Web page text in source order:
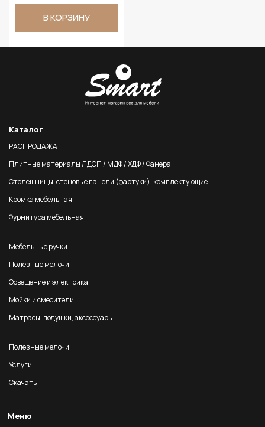
В КОРЗИНУ
Каталог
РАСПРОДАЖА
Плитные материалы ЛДСП / МДФ / ХДФ / Фанера
Столешницы, стеновые панели (фартуки), комплектующие
Кромка мебельная
Фурнитура мебельная
Мебельные ручки
Полезные мелочи
Освещение и электрика
Мойки и смесители
Матрасы, подушки, аксессуары
Полезные мелочи
Услуги
Скачать
Меню